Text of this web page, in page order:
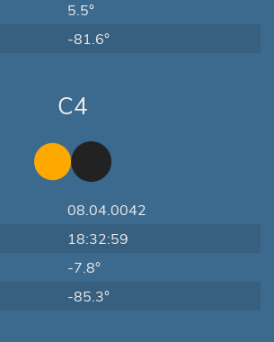
5.5°
-81.6°
C4
08.04.0042
18:32:59
-7.8°
-85.3°